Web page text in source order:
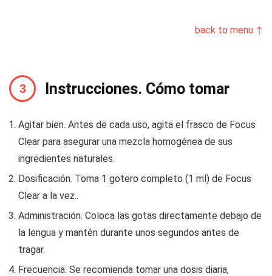
back to menu ↑
Instrucciones. Cómo tomar
Agitar bien. Antes de cada uso, agita el frasco de Focus
Clear para asegurar una mezcla homogénea de sus
ingredientes naturales.
Dosificación. Toma 1 gotero completo (1 ml) de Focus
Clear a la vez..
Administración. Coloca las gotas directamente debajo de
la lengua y mantén durante unos segundos antes de
tragar.
Frecuencia. Se recomienda tomar una dosis diaria,